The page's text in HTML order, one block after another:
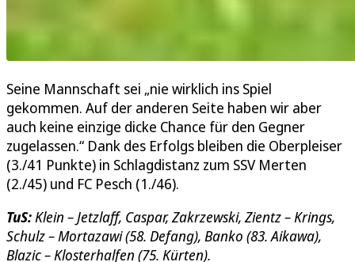
Seine Mannschaft sei „nie wirklich ins Spiel
gekommen. Auf der anderen Seite haben wir aber
auch keine einzige dicke Chance für den Gegner
zugelassen.“ Dank des Erfolgs bleiben die Oberpleiser
(3./41 Punkte) in Schlagdistanz zum SSV Merten
(2./45) und FC Pesch (1./46).
TuS:Klein – Jetzlaff, Caspar, Zakrzewski, Zientz – Krings,
Schulz – Mortazawi (58. Defang), Banko (83. Aikawa),
Blazic – Klosterhalfen (75. Kürten).